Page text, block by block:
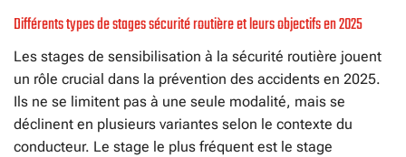
Différents types de stages sécurité routière et leurs objectifs en 2025
Les stages de sensibilisation à la sécurité routière jouent
un rôle crucial dans la prévention des accidents en 2025.
Ils ne se limitent pas à une seule modalité, mais se
déclinent en plusieurs variantes selon le contexte du
conducteur. Le stage le plus fréquent est le stage